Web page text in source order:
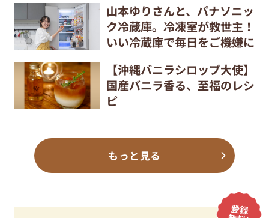
山本ゆりさんと、パナソニッ
ク冷蔵庫。冷凍室が救世主！
いい冷蔵庫で毎日をご機嫌に
【沖縄バニラシロップ大使】
国産バニラ香る、至福のレシ
ピ
もっと見る